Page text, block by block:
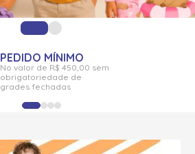
PEDIDO MÍNIMO
No valor de R$ 450,00 sem
obrigatoriedade de
grades fechadas